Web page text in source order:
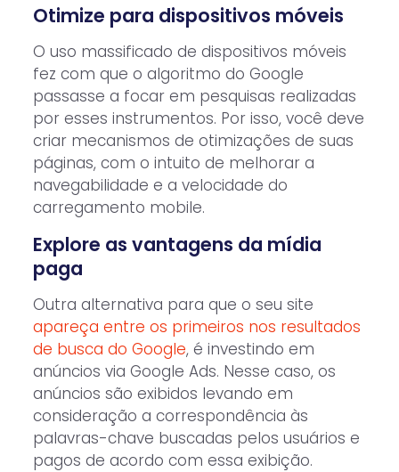
Otimize para dispositivos móveis
O uso massificado de dispositivos móveis
fez com que o algoritmo do Google
passasse a focar em pesquisas realizadas
por esses instrumentos. Por isso, você deve
criar mecanismos de otimizações de suas
páginas, com o intuito de melhorar a
navegabilidade e a velocidade do
carregamento mobile.
Explore as vantagens da mídia
paga
Outra alternativa para que o seu site
apareça entre os primeiros nos resultados
de busca do Google, é investindo em
anúncios via Google Ads. Nesse caso, os
anúncios são exibidos levando em
consideração a correspondência às
palavras-chave buscadas pelos usuários e
pagos de acordo com essa exibição.